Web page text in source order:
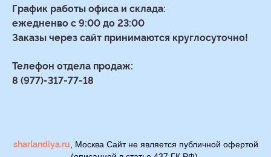
График работы офиса и склада:
ежедненво с 9:00 до 23:00
Заказы через сайт принимаются круглосуточно!
Телефон отдела продаж:
8 (977)-317-77-18
sharlandiya.ru , Москва Сайт не является публичной офертой